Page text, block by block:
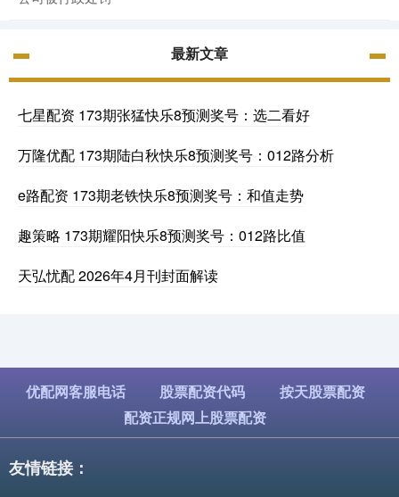
最新文章
七星配资 173期张猛快乐8预测奖号：选二看好
万隆优配 173期陆白秋快乐8预测奖号：012路分析
e路配资 173期老铁快乐8预测奖号：和值走势
趣策略 173期耀阳快乐8预测奖号：012路比值
天弘忧配 2026年4月刊封面解读
优配网客服电话 股票配资代码
按天股票配资
配资正规网上股票配资
友情链接：